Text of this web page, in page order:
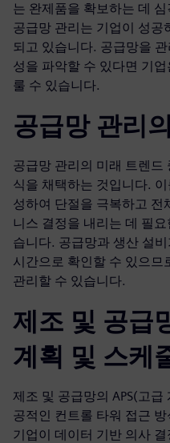
는 완제품을 확보하는 데
공급망 관리는 기업이 성공
되고 있습니다. 공급망을
성을 파악할 수 있다면 기
룰 수 있습니다.
공급망 관리
공급망 관리의 미래 트렌드
식을 채택하는 것입니다.
성하여 단절을 극복하고 전
니스 결정을 내리는 데 필
습니다. 공급망과 생산 설
시간으로 확인할 수 있으므
관리할 수 있습니다.
제조 및 공급
계획 및 스케
제조 및 공급망의 APS(고
공적인 컨트롤 타워 접근
기업이 데이터 기반 의사